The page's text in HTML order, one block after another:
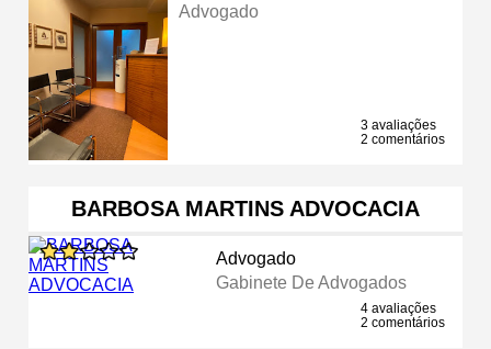
Advogado
3 avaliações
2 comentários
BARBOSA MARTINS ADVOCACIA
Advogado
Gabinete De Advogados
4 avaliações
2 comentários